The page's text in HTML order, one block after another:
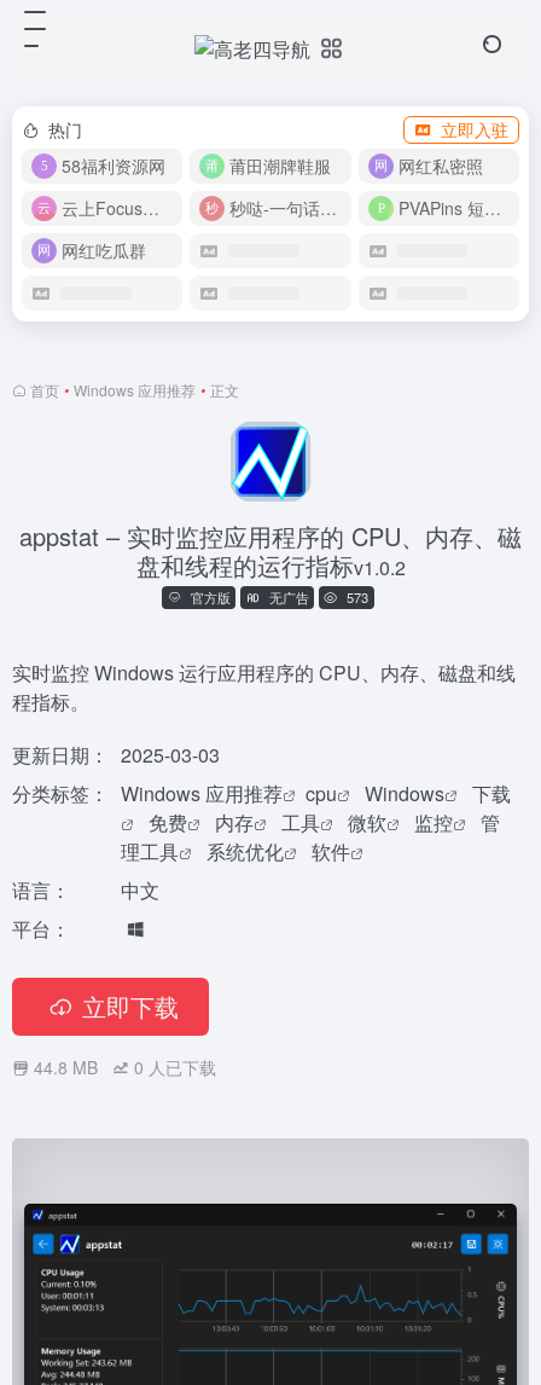
热门
立即入驻
58福利资源网
莆田潮牌鞋服
网红私密照
云上Focus接码平台
秒哒-一句话做应用
PVAPins 短信接码平台
网红吃瓜群
首页 • Windows 应用推荐 • 正文
appstat – 实时监控应用程序的 CPU、内存、磁
盘和线程的运行指标v1.0.2
官方版 无广告 573
实时监控 Windows 运行应用程序的 CPU、内存、磁盘和线
程指标。
更新日期：
2025-03-03
分类标签：
Windows 应用推荐 cpu Windows
下载
免费
内存 工具 微软 监控
管
理工具
系统优化
软件
语言：
中文
平台：
立即下载
44.8 MB 0 人已下载